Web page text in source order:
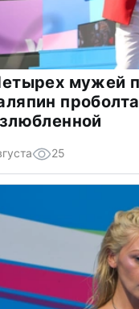
мужей
25